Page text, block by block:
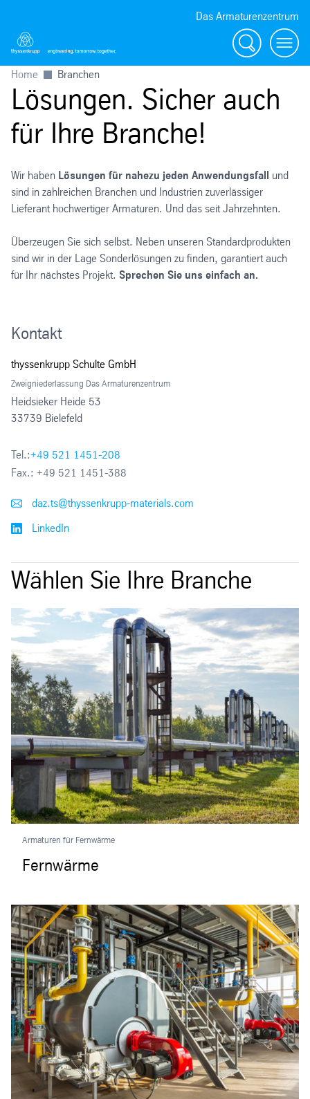
Das Armaturenzentrum
Suche
Menü
Home Branchen
Lösungen. Sicher auch
für Ihre Branche!
Wir haben Lösungen für nahezu jeden Anwendungsfall und
sind in zahlreichen Branchen und Industrien zuverlässiger
Lieferant hochwertiger Armaturen. Und das seit Jahrzehnten.
Überzeugen Sie sich selbst. Neben unseren Standardprodukten
sind wir in der Lage Sonderlösungen zu finden, garantiert auch
für Ihr nächstes Projekt. Sprechen Sie uns einfach an.
Kontakt
thyssenkrupp Schulte GmbH
Zweigniederlassung Das Armaturenzentrum
Heidsieker Heide 53
33739 Bielefeld
Tel.:+49 521 1451-208
Fax.: +49 521 1451-388
daz.ts@thyssenkrupp-materials.com
LinkedIn
Wählen Sie Ihre Branche
Armaturen für Fernwärme
Fernwärme